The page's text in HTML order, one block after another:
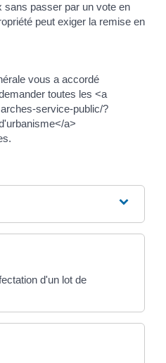
sans passer par un vote en
peut exiger la remise en
vous a accordé
toutes les <a
service-public/?
a>
d'un lot de